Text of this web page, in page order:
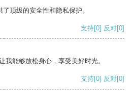
顶级的安全性和隐私保护。
支持[0] 反对[0]
我能够放松身心，享受美好时光。
支持[0] 反对[0]